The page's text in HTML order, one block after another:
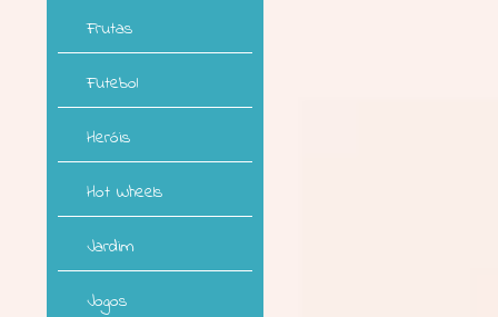
Frutas
Futebol
Heróis
Hot Wheels
Jardim
Jogos